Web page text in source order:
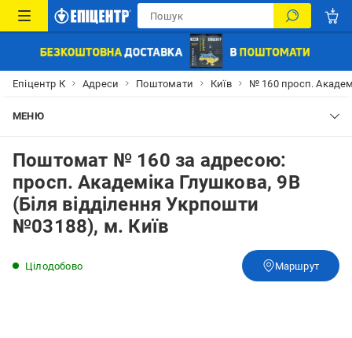
Епіцентр К Адреси Поштомати Київ № 160 просп.
МЕНЮ
Поштомат № 160 за адресою:
просп. Академіка Глушкова, 9В
(Біля відділення Укрпошти
№03188), м. Київ
Цілодобово Маршрут